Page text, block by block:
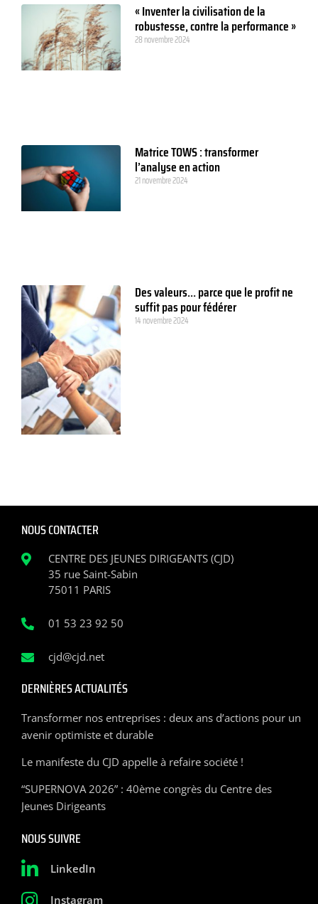
« Inventer la civilisation de la
robustesse, contre la performance »
28 novembre 2024
Matrice TOWS : transformer
l’analyse en action
21 novembre 2024
Des valeurs… parce que le profit ne
suffit pas pour fédérer
14 novembre 2024
NOUS CONTACTER
CENTRE DES JEUNES DIRIGEANTS (CJD)
35 rue Saint-Sabin
75011 PARIS
01 53 23 92 50
cjd@cjd.net
DERNIÈRES ACTUALITÉS
Transformer nos entreprises : deux ans d’actions pour un
avenir optimiste et durable
Le manifeste du CJD appelle à refaire société !
“SUPERNOVA 2026” : 40ème congrès du Centre des
Jeunes Dirigeants
NOUS SUIVRE
LinkedIn
Instagram